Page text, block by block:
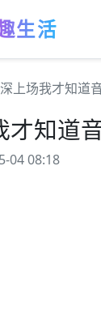
生活
上场我才知道
才知道
04 08:18